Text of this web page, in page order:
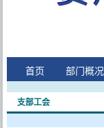
首页 部门概况
支部工会